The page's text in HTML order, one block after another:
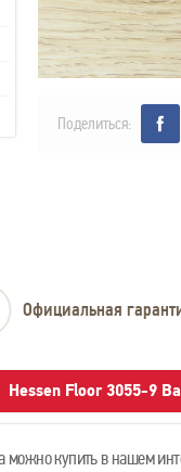
Поделиться:
Официальная
Hessen Floor 3055-9
можно купить в нашем